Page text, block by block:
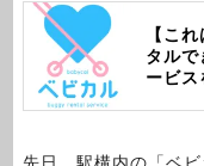
【こ
タル
ービス
先日、駅構内の「ベ